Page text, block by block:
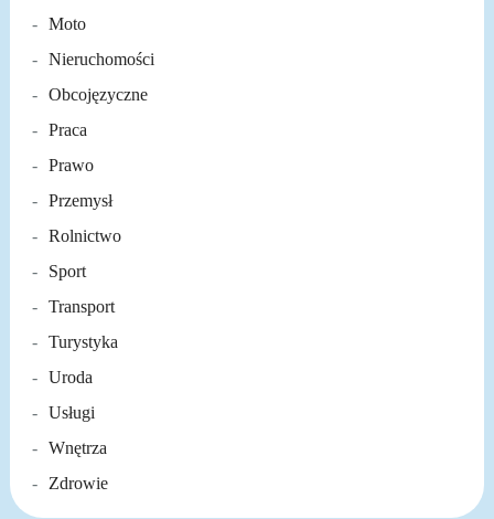
Moto
Nieruchomości
Obcojęzyczne
Praca
Prawo
Przemysł
Rolnictwo
Sport
Transport
Turystyka
Uroda
Usługi
Wnętrza
Zdrowie